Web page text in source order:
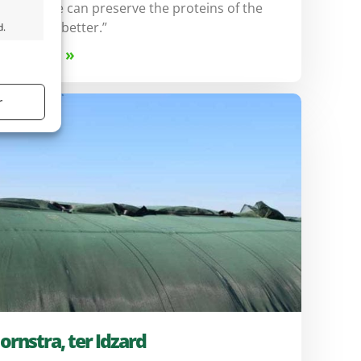
way we can preserve the proteins of the
much better.”
mere »
ter Idzard